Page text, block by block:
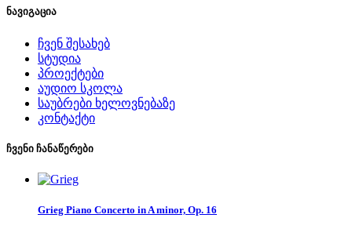
ნავიგაცია
ჩვენ შესახებ
სტუდია
პროექტები
აუდიო სკოლა
საუბრები ხელოვნებაზე
კონტაქტი
ჩვენი ჩანაწერები
Grieg Piano Concerto in A minor, Op. 16